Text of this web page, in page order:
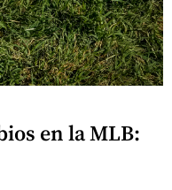
en la MLB: